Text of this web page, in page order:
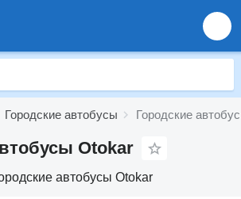
Городские автобусы Городские
Otokar
автобусы Otokar